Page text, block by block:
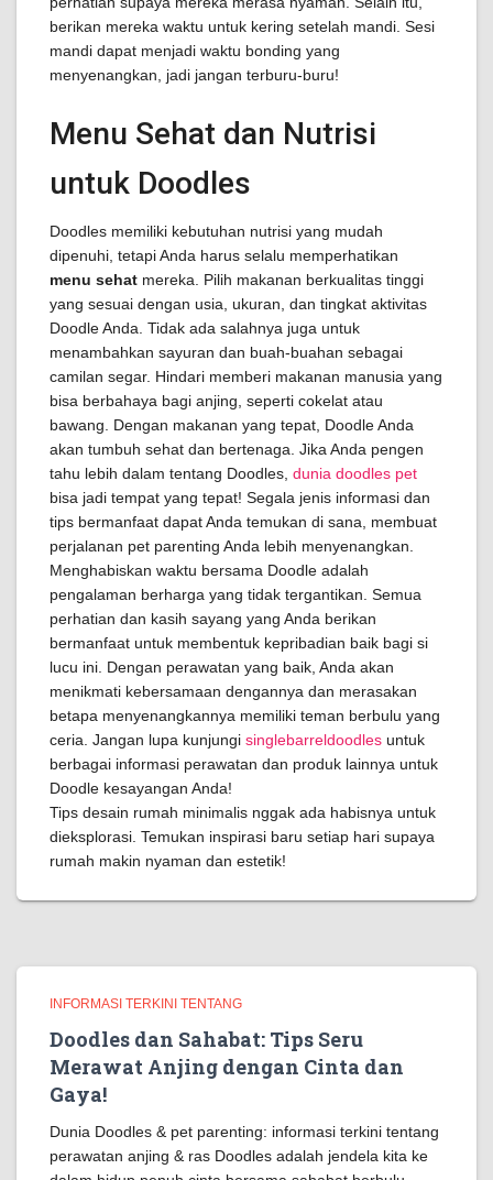
berikan mereka waktu untuk kering setelah mandi. Sesi
mandi dapat menjadi waktu bonding yang
menyenangkan, jadi jangan terburu-buru!
Menu Sehat dan Nutrisi
untuk Doodles
Doodles memiliki kebutuhan nutrisi yang mudah
dipenuhi, tetapi Anda harus selalu memperhatikan
menu sehat mereka. Pilih makanan berkualitas tinggi
yang sesuai dengan usia, ukuran, dan tingkat aktivitas
Doodle Anda. Tidak ada salahnya juga untuk
menambahkan sayuran dan buah-buahan sebagai
camilan segar. Hindari memberi makanan manusia yang
bisa berbahaya bagi anjing, seperti cokelat atau
bawang. Dengan makanan yang tepat, Doodle Anda
akan tumbuh sehat dan bertenaga. Jika Anda pengen
tahu lebih dalam tentang Doodles, dunia doodles pet
bisa jadi tempat yang tepat! Segala jenis informasi dan
tips bermanfaat dapat Anda temukan di sana, membuat
perjalanan pet parenting Anda lebih menyenangkan.
Menghabiskan waktu bersama Doodle adalah
pengalaman berharga yang tidak tergantikan. Semua
perhatian dan kasih sayang yang Anda berikan
bermanfaat untuk membentuk kepribadian baik bagi si
lucu ini. Dengan perawatan yang baik, Anda akan
menikmati kebersamaan dengannya dan merasakan
betapa menyenangkannya memiliki teman berbulu yang
ceria. Jangan lupa kunjungi singlebarreldoodles untuk
berbagai informasi perawatan dan produk lainnya untuk
Doodle kesayangan Anda!
Tips desain rumah minimalis nggak ada habisnya untuk
dieksplorasi. Temukan inspirasi baru setiap hari supaya
rumah makin nyaman dan estetik!
INFORMASI TERKINI TENTANG
Doodles dan Sahabat: Tips Seru
Merawat Anjing dengan Cinta dan
Gaya!
Dunia Doodles & pet parenting: informasi terkini tentang
perawatan anjing & ras Doodles adalah jendela kita ke